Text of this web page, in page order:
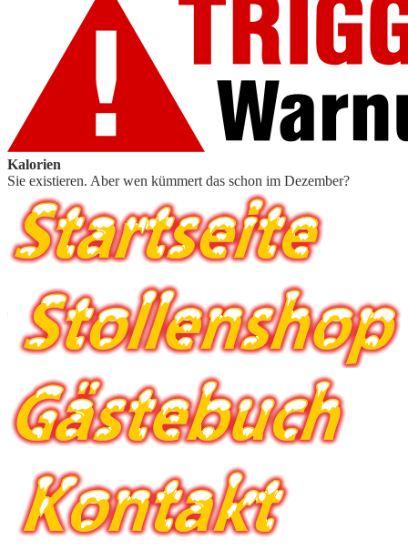
Kalorien
Sie existieren. Aber wen kümmert das schon im Dezember?